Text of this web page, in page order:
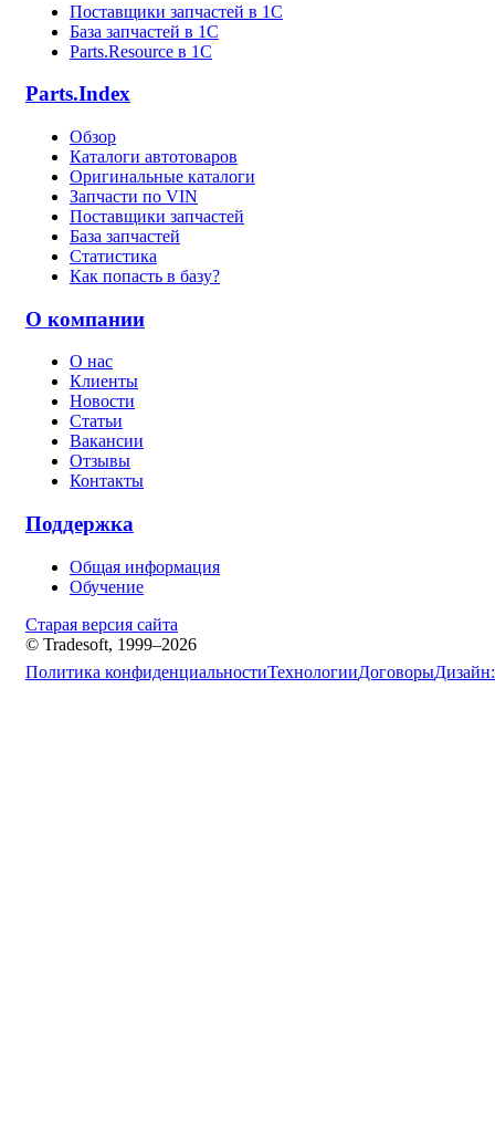
Поставщики запчастей в 1C
База запчастей в 1С
Parts.Resource в 1C
Parts.Index
Обзор
Каталоги автотоваров
Оригинальные каталоги
Запчасти по VIN
Поставщики запчастей
База запчастей
Статистика
Как попасть в базу?
О компании
О нас
Клиенты
Новости
Статьи
Вакансии
Отзывы
Контакты
Поддержка
Общая информация
Обучение
Старая версия сайта
© Tradesoft, 1999–2026
Политика конфиденциальностиТехнологииДоговорыДизайн: